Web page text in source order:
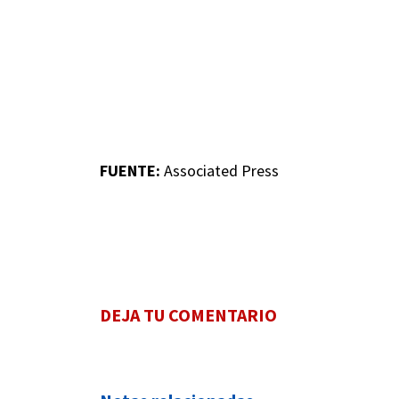
FUENTE: Associated Press
DEJA TU COMENTARIO